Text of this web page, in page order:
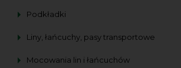
Podkładki
Liny, łańcuchy, pasy transportowe
Mocowania lin i łańcuchów